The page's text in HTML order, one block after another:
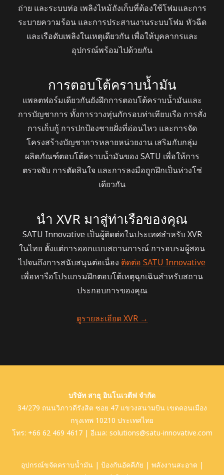
ถ่าย และระบบท่อ เพลิงไหม้ถังเก็บที่ต้องใช้โฟมและการ
ระบายความร้อน และการประสานงานระบบโฟม หัวฉีด
และเรือดับเพลิงในเหตุเดียวกัน เพื่อให้บุคลากรและ
อุปกรณ์พร้อมไปด้วยกัน
การตอบโต้คราบน้ำมัน
แพลตฟอร์มเดียวกันยังฝึกการตอบโต้คราบน้ำมันและ
การบัญชาการ ทั้งการวางทุ่นกักรอบท่าเทียบเรือ การสั่ง
การเก็บกู้ การปกป้องชายฝั่งที่อ่อนไหว และการจัด
โครงสร้างบัญชาการหลายหน่วยงาน เสริมกับกลุ่ม
ผลิตภัณฑ์ตอบโต้คราบน้ำมันของ SATU เพื่อให้การ
ตรวจจับ การตัดสินใจ และการลงมือถูกฝึกเป็นห่วงโซ่
เดียวกัน
นำ XVR มาสู่ท่าเรือของคุณ
SATU Innovative เป็นผู้ติดต่อในประเทศสำหรับ XVR
ในไทย ตั้งแต่การออกแบบสถานการณ์ การอบรมผู้สอน
ไปจนถึงการสนับสนุนต่อเนื่อง ติดต่อ SATU Innovative
เพื่อหารือโปรแกรมฝึกตอบโต้เหตุฉุกเฉินสำหรับสถาน
ประกอบการของคุณ
ดูรายละเอียด XVR →
บริษัท สาธุ อินโนเวตีฟ จํากัด
34/279 ถนนวิภาวดีรังสิต ซอย 47 แขวงสนามบิน เขตดอนเมือง
กรุงเทพ 10210 ประเทศไทย
โทร: +66 62 469 4617| อีเมล: solutions@satu-innovative.com
อุปกรณ์ขจัดคราบน้ำมัน | ป้องกันอัคคีภัย | พลังงานสะอาด |